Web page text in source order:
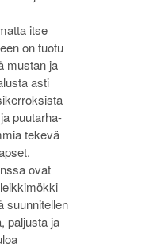
itse
on tuotu
mustan ja
asti
puutarha-
tekevä
ovat
suunnitellen
paljusta ja